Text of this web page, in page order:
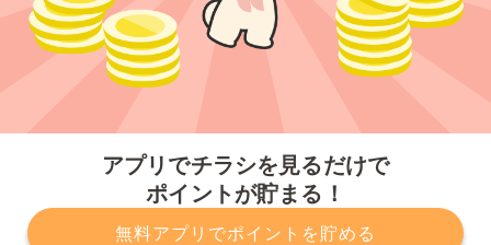
アプリでチラシを見るだけで
ポイントが貯まる！
無料アプリでポイントを貯める